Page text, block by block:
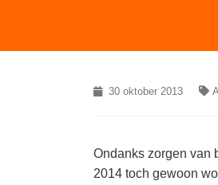
30 oktober 2013
Ondanks zorgen van
2014 toch gewoon